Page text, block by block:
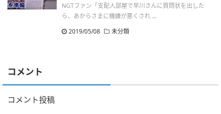
NGTファン「支配人部屋で早川さんに質問状を出した
ら、あからさまに機嫌が悪くされ ...
2019/05/08
未分類
コメント
コメント投稿